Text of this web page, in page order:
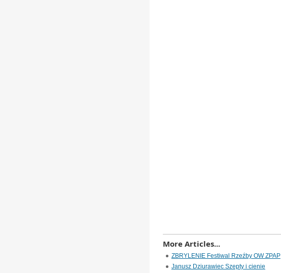
More Articles...
ZBRYLENIE Festiwal Rzeźby OW ZPAP
Janusz Dziurawiec Szepty i cienie